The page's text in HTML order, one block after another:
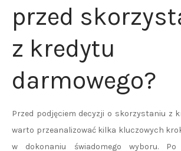
przed
z kredytu
darmowego?
Przed podjęciem decyzji o skorzystaniu z
warto przeanalizować kilka kluczowych
w dokonaniu świadomego wyboru. Po